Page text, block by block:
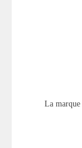
La marque